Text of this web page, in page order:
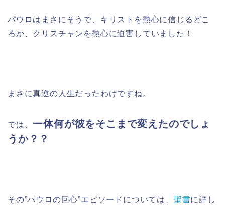
パウロはまさにそうで、キリストを熱心に信じるどこ
ろか、クリスチャンを熱心に迫害していました！
まさに真逆の人生だったわけですね。
では、 一体何が彼をそこまで変えたのでしょ
うか？？
その”パウロの回心”エピソードについては、 聖書に詳し